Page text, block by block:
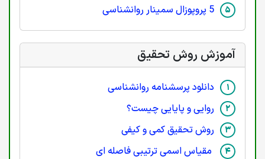
5 پروپوزال سمینار روانشناسی
آموزش روش تحقیق
دانلود پرسشنامه روانشناسی
روایی و پایایی چیست؟
روش تحقیق کمی و کیفی
مقیاس اسمی ترتیبی فاصله ای